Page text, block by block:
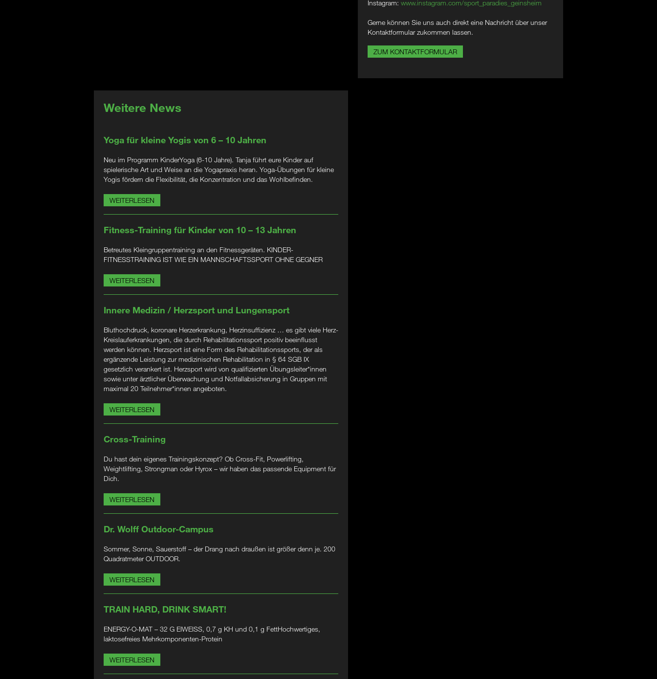
Instagram: www.instagram.com/sport_paradies_geinsheim
Gerne können Sie uns auch direkt eine Nachricht über unser
Kontaktformular zukommen lassen.
ZUM KONTAKTFORMULAR
Weitere News
Yoga für kleine Yogis von 6 – 10 Jahren
Neu im Programm KinderYoga (6-10 Jahre). Tanja führt eure Kinder auf
spielerische Art und Weise an die Yogapraxis heran. Yoga-Übungen für kleine
Yogis fördern die Flexibilität, die Konzentration und das Wohlbefinden.
WEITERLESEN
Fitness-Training für Kinder von 10 – 13 Jahren
Betreutes Kleingruppentraining an den Fitnessgeräten. KINDER-
FITNESSTRAINING IST WIE EIN MANNSCHAFTSSPORT OHNE GEGNER
WEITERLESEN
Innere Medizin / Herzsport und Lungensport
Bluthochdruck, koronare Herzerkrankung, Herzinsuffizienz … es gibt viele Herz-
Kreislauferkrankungen, die durch Rehabilitationssport positiv beeinflusst
werden können. Herzsport ist eine Form des Rehabilitationssports, der als
ergänzende Leistung zur medizinischen Rehabilitation in § 64 SGB IX
gesetzlich verankert ist. Herzsport wird von qualifizierten Übungsleiter*innen
sowie unter ärztlicher Überwachung und Notfallabsicherung in Gruppen mit
maximal 20 Teilnehmer*innen angeboten.
WEITERLESEN
Cross-Training
Du hast dein eigenes Trainingskonzept? Ob Cross-Fit, Powerlifting,
Weightlifting, Strongman oder Hyrox – wir haben das passende Equipment für
Dich.
WEITERLESEN
Dr. Wolff Outdoor-Campus
Sommer, Sonne, Sauerstoff – der Drang nach draußen ist größer denn je. 200
Quadratmeter OUTDOOR.
WEITERLESEN
TRAIN HARD, DRINK SMART!
ENERGY-O-MAT – 32 G EIWEISS, 0,7 g KH und 0,1 g FettHochwertiges,
laktosefreies Mehrkomponenten-Protein
WEITERLESEN